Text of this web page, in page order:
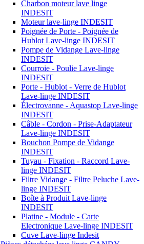
Charbon moteur lave linge
INDESIT
Moteur lave-linge INDESIT
Poignée de Porte - Poignée de
Hublot Lave-linge INDESIT
Pompe de Vidange Lave-linge
INDESIT
Courroie - Poulie Lave-linge
INDESIT
Porte - Hublot - Verre de Hublot
Lave-linge INDESIT
Électrovanne - Aquastop Lave-linge
INDESIT
Câble - Cordon - Prise-Adaptateur
Lave-linge INDESIT
Bouchon Pompe de Vidange
INDESIT
Tuyau - Fixation - Raccord Lave-
linge INDESIT
Filtre Vidange - Filtre Peluche Lave-
linge INDESIT
Boîte à Produit Lave-linge
INDESIT
Platine - Module - Carte
Electronique Lave-linge INDESIT
Cuve Lave-linge Indesit